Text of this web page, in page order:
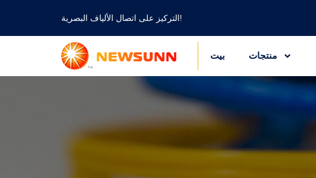
التركيز على اتصال الألياف البصرية!
بيت منتجات